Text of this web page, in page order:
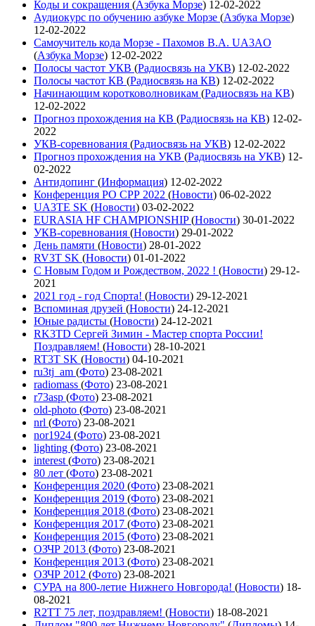
Коды и сокращения (Азбука Морзе) 12-02-2022
Аудиокурс по обучению азбуке Морзе (Азбука Морзе)
12-02-2022
Самоучитель кода Морзе - Пахомов В.А. UA3AO
(Азбука Морзе) 12-02-2022
Полосы частот УКВ (Радиосвязь на УКВ) 12-02-2022
Полосы частот КВ (Радиосвязь на КВ) 12-02-2022
Начинающим коротковолновикам (Радиосвязь на КВ)
12-02-2022
Прогноз прохождения на КВ (Радиосвязь на КВ) 12-02-
2022
УКВ-соревнования (Радиосвязь на УКВ) 12-02-2022
Прогноз прохождения на УКВ (Радиосвязь на УКВ) 12-
02-2022
Антидопинг (Информация) 12-02-2022
Конференция РО СРР 2022 (Новости) 06-02-2022
UA3TE SK (Новости) 03-02-2022
EURASIA HF CHAMPIONSHIP(Новости) 30-01-2022
УКВ-соревнования (Новости) 29-01-2022
День памяти (Новости) 28-01-2022
RV3T SK (Новости) 01-01-2022
С Новым Годом и Рождеством, 2022 ! (Новости) 29-12-
2021
2021 год - год Cпорта! (Новости) 29-12-2021
Вспоминая друзей (Новости) 24-12-2021
Юные радисты (Новости) 24-12-2021
RK3TD Сергей Зимин - Мастер спорта России!
Поздравляем! (Новости) 28-10-2021
RT3T SK (Новости) 04-10-2021
ru3tj_am (Фото) 23-08-2021
radiomass (Фото) 23-08-2021
r73asp (Фото) 23-08-2021
old-photo (Фото) 23-08-2021
nrl (Фото) 23-08-2021
nor1924 (Фото) 23-08-2021
lighting (Фото) 23-08-2021
interest (Фото) 23-08-2021
80 лет (Фото) 23-08-2021
Конференция 2020 (Фото) 23-08-2021
Конференция 2019 (Фото) 23-08-2021
Конференция 2018 (Фото) 23-08-2021
Конференция 2017 (Фото) 23-08-2021
Конференция 2015 (Фото) 23-08-2021
ОЗЧР 2013 (Фото) 23-08-2021
Конференция 2013 (Фото) 23-08-2021
ОЗЧР 2012 (Фото) 23-08-2021
СУРА на 800-летие Нижнего Новгорода! (Новости) 18-
08-2021
R2TT 75 лет, поздравляем! (Новости) 18-08-2021